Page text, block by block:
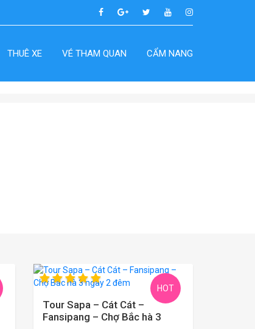
THUÊ XE VÉ THAM QUAN CẨM NANG
HOT
Tour Sapa – Cát Cát –
Fansipang – Chợ Bắc hà 3